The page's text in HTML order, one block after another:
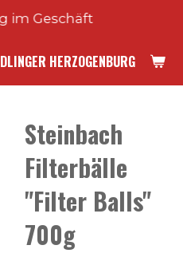
HERZOGENBURG
im Geschäft
Steinbach
Filterbälle
"Filter Balls"
700g